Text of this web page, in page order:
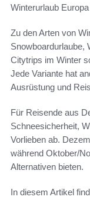
Winterurlaub
Zu den Arten von
Snowboardurlaube,
Citytrips im Winter
Jede Variante hat
Ausrüstung und
Für Reisende aus
Schneesicherheit,
Vorlieben ab.
während Oktober/
Alternativen bieten.
In diesem Artikel